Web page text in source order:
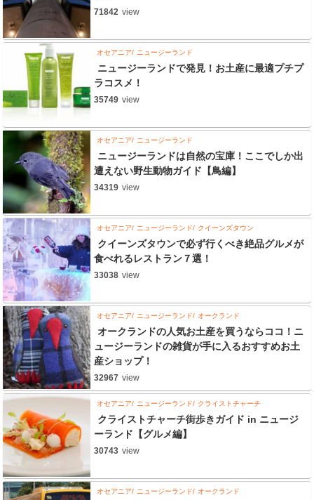
71842 view
オセアニア ニュージーランド
ニュージーランドで発見！お土産に最適プチプ
ラコスメ！
35749 view
オセアニア ニュージーランド
ニュージーランドは自然の宝庫！ここでしか出
遭えない野生動物ガイド【鳥編】
34319 view
オセアニア ニュージーランド クイーンズタウン
クイーンズタウンで必ず行くべき絶品グルメが
食べれるレストラン７選！
33038 view
オセアニア ニュージーランド オークランド
オークランドの人気お土産を買うならココ！ニ
ュージーランドの雑貨が手に入るおすすめお土
産ショップ！
32967 view
オセアニア ニュージーランド クライストチャーチ
クライストチャーチ街歩きガイド in ニュージ
ーランド【グルメ編】
30743 view
オセアニア ニュージーランド オークランド